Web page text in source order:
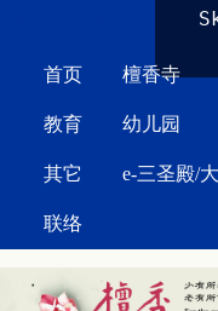
首页 檀香寺
教育 幼儿园
其它 e-三圣殿/
联络